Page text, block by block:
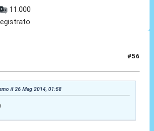
11.000
#56
il 26 Mag 2014, 01:58